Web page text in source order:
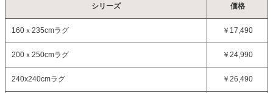
シリーズ 価格
160ｘ235cmラグ ￥17,490
200ｘ250cmラグ ￥24,990
240x240cmラグ ￥26,490